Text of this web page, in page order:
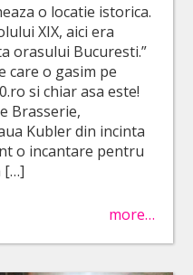
o locatie istorica.
XIX, aici era
orasului Bucuresti.”
care o gasim pe
si chiar asa este!
Brasserie,
Kubler din incinta
o incantare pentru
[…]
more…